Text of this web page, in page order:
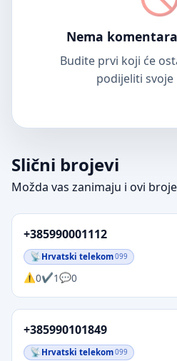
Nema
Budite prvi koji će
podijeliti svoje
Slični brojevi
Možda vas zanimaju i ovi
+385990001112
Hrvatski telekom099
0 1 0
+385990101849
Hrvatski telekom099